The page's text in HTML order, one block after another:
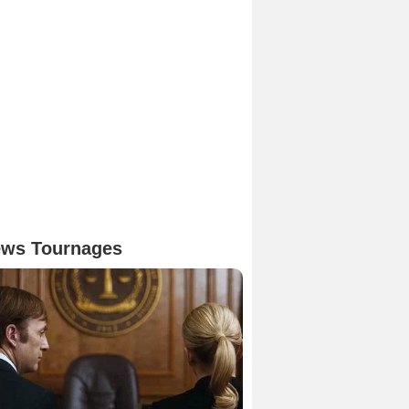
Tournages